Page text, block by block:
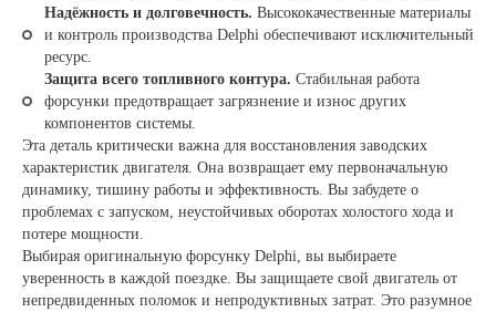
Надёжность и долговечность. Высококачественные материалы
и контроль производства Delphi обеспечивают исключительный
ресурс.
Защита всего топливного контура. Стабильная работа
форсунки предотвращает загрязнение и износ других
компонентов системы.
Эта деталь критически важна для восстановления заводских
характеристик двигателя. Она возвращает ему первоначальную
динамику, тишину работы и эффективность. Вы забудете о
проблемах с запуском, неустойчивых оборотах холостого хода и
потере мощности.
Выбирая оригинальную форсунку Delphi, вы выбираете
уверенность в каждой поездке. Вы защищаете свой двигатель от
непредвиденных поломок и непродуктивных затрат. Это разумное